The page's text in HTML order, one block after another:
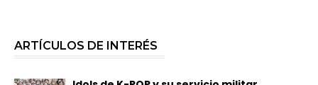
ARTÍCULOS DE INTERÉS